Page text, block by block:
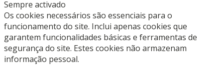
Sempre activado
Os cookies necessários são essenciais para o
funcionamento do site. Inclui apenas cookies que
garantem funcionalidades básicas e ferramentas de
segurança do site. Estes cookies não armazenam
informação pessoal.